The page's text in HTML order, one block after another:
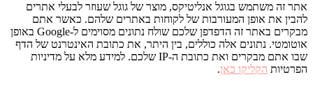
אתר זה משתמש בגוגל אנליטיקס, מוצר של גוגל שעוזר לבעלי אתרים
להבין את אופן המעורבות של לקוחות באתרים שלהם. כאשר אתם
מבקרים באתר זה הדפדפן שלכם שולח נתונים מסוימים ל-Google באופן
אוטומטי. נתונים אלה כוללים, בין היתר, את כתובת האינטרנט של הדף
שבו אתם מבקרים ואת כתובת ה-IP שלכם. למידע מלא על מדיניות
הפרטיות הקליקו כאן.